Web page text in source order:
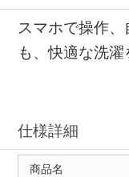
スマホで操作
も、快適な洗濯
仕様詳細
商品名